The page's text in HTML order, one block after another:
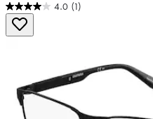
4.0 (1)
4.0
von
5
Bewertung